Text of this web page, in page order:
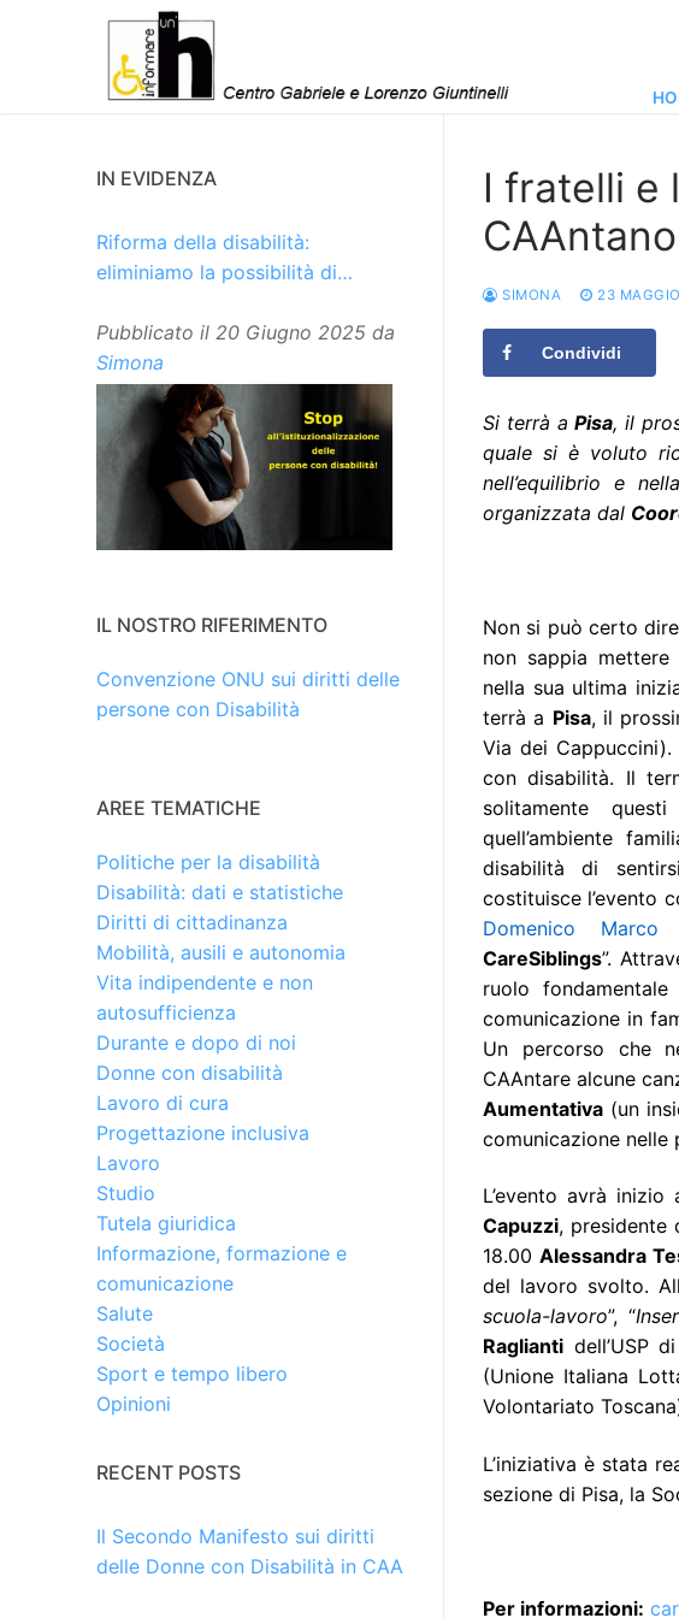
I fratelli e
CAAntano
SIMONA 23
Condividi
Si terrà aPisa, il
quale si è voluto
nell’equilibrio e
organizzata dal
Non si può certo
non sappia
nella sua ultima
terrà a Pisa, il
Via dei
con disabilità. Il
solitamente
quell’ambiente
disabilità di
costituisce l’evento
Domenico Marco
CareSiblings”.
ruolo
comunicazione in
Un percorso che
CAAntare alcune
Aumentativa (un
comunicazione nelle
L’evento avrà inizio
Capuzzi, presidente
18.00 Alessandra
del lavoro svolto.
scuola-lavoro”, “
Raglianti dell’USP
(Unione Italiana
Volontariato
L’iniziativa è stata
sezione di Pisa, la
Per informazioni:
IN EVIDENZA
Riforma della disabilità:
eliminiamo la possibilità di
Pubblicato il 20 Giugno 2025 da
Simona
IL NOSTRO RIFERIMENTO
Convenzione ONU sui diritti delle
persone con Disabilità
AREE TEMATICHE
Politiche per la disabilità
Disabilità: dati e statistiche
Diritti di cittadinanza
Mobilità, ausili e autonomia
Vita indipendente e non
autosufficienza
Durante e dopo di noi
Donne con disabilità
Lavoro di cura
Progettazione inclusiva
Lavoro
Studio
Tutela giuridica
Informazione, formazione e
comunicazione
Salute
Società
Sport e tempo libero
Opinioni
RECENT POSTS
Il Secondo Manifesto sui diritti
delle Donne con Disabilità in CAA